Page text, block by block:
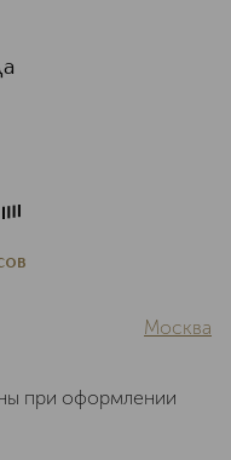
Москва
при оформлении